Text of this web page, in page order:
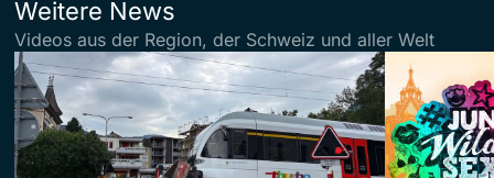
Weitere News
Videos aus der Region, der Schweiz und aller Welt